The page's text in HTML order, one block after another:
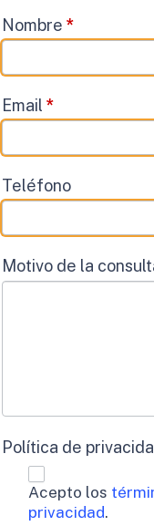
Contacto
Nombre *
Email *
Teléfono
Motivo de la
Política de
Acepto los
privacidad.